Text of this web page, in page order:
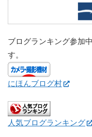
ブログランキング参加
す。
にほんブログ村
人気ブログランキング